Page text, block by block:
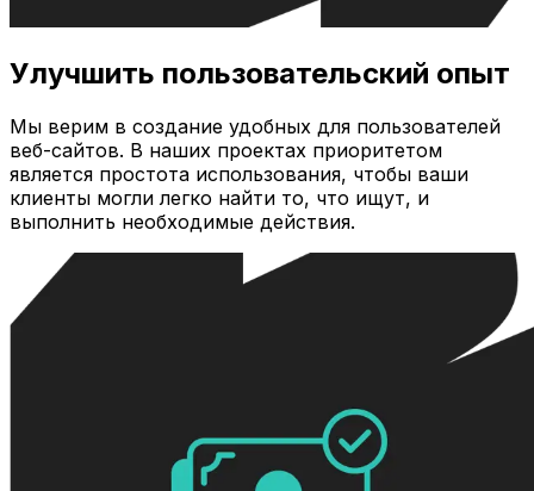
Улучшить пользовательский опыт
Мы верим в создание удобных для пользователей
веб-сайтов. В наших проектах приоритетом
является простота использования, чтобы ваши
клиенты могли легко найти то, что ищут, и
выполнить необходимые действия.